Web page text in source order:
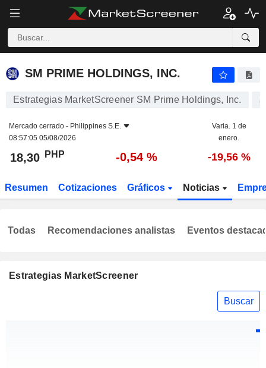
SM PRIME HOLDINGS, INC.
SM PRIME HOLDINGS, INC.
Estrategias MarketScreener SM Prime Holdings, Inc.
Mercado cerrado - Philippines S.E.
08:57:05 05/08/2026
Varia. 1 de
enero.
18,30 PHP -0,54 % -19,56 %
Resumen Cotizaciones Gráficos Noticias
Estrategias MarketScreener
Buscar
Todas Recomendaciones analistas Eventos